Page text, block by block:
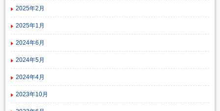
2025年2月
2025年1月
2024年6月
2024年5月
2024年4月
2023年10月